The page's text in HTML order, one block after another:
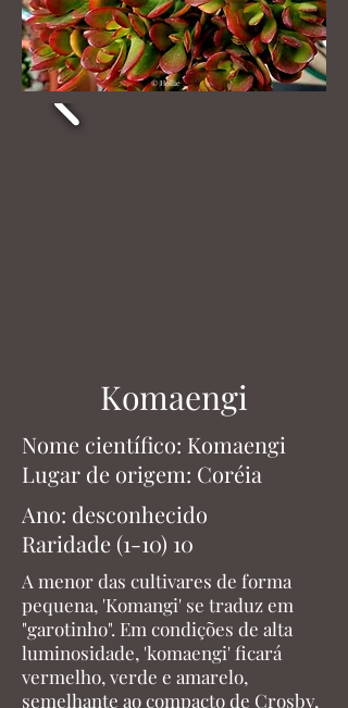
© Hollie
Komaengi
Nome científico: Komaengi
Lugar de origem: Coréia
Ano: desconhecido
Raridade (1-10) 10
A menor das cultivares de forma
pequena, 'Komangi' se traduz em
"garotinho". Em condições de alta
luminosidade, 'komaengi' ficará
vermelho, verde e amarelo,
semelhante ao compacto de Crosby,